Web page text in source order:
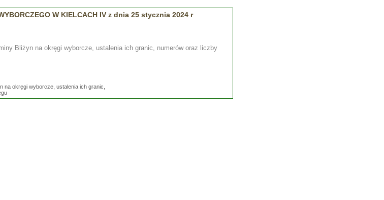
W KIELCACH IV z dnia 25 stycznia 2024 r
Bliżyn na okręgi wyborcze, ustalenia ich granic, numerów oraz liczby
na okręgi wyborcze, ustalenia ich granic,